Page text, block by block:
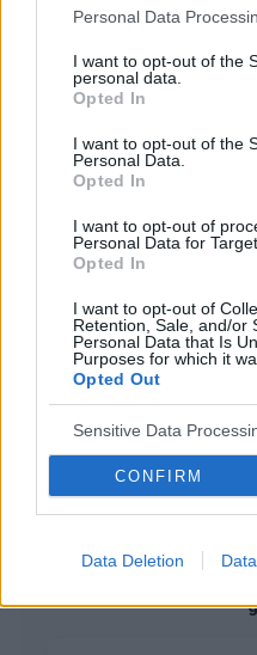
Personal Data
I want to opt-out of the
personal data.
Opted In
I want to opt-out of the
Personal Data.
Opted In
I want to opt-out of
Personal Data for
Opted In
I want to opt-out of
Retention, Sale, and/or
Personal Data that Is
Purposes for which it
Opted Out
Sensitive Data
CONFIRM
Data Deletion
Dzień dobry,
krępującym
przerwę od
czasie odbyłam
dnia zauważyłam
Forum:
Witam od jakiegoś
myślałem że to
czy coś ale
poradę
Forum: